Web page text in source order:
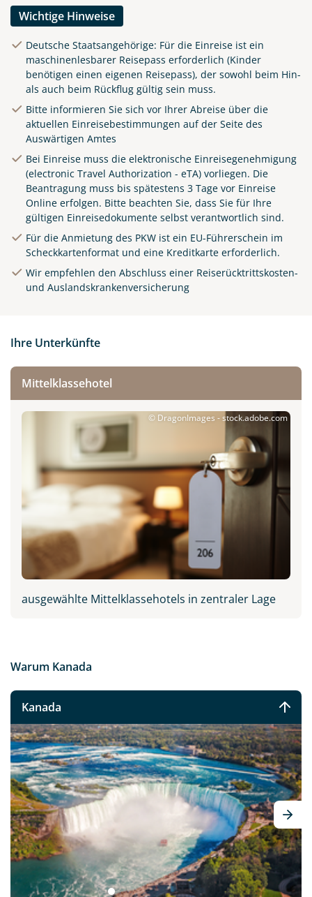
Wichtige Hinweise
Deutsche Staatsangehörige: Für die Einreise ist ein
maschinenlesbarer Reisepass erforderlich (Kinder
benötigen einen eigenen Reisepass), der sowohl beim Hin-
als auch beim Rückflug gültig sein muss.
Bitte informieren Sie sich vor Ihrer Abreise über die
aktuellen Einreisebestimmungen auf der Seite des
Auswärtigen Amtes
Bei Einreise muss die elektronische Einreisegenehmigung
(electronic Travel Authorization - eTA) vorliegen. Die
Beantragung muss bis spätestens 3 Tage vor Einreise
Online erfolgen. Bitte beachten Sie, dass Sie für Ihre
gültigen Einreisedokumente selbst verantwortlich sind.
Für die Anmietung des PKW ist ein EU-Führerschein im
Scheckkartenformat und eine Kreditkarte erforderlich.
Wir empfehlen den Abschluss einer Reiserücktrittskosten-
und Auslandskrankenversicherung
Ihre Unterkünfte
Mittelklassehotel
© DragonImages - stock.adobe.com
ausgewählte Mittelklassehotels in zentraler Lage
Warum Kanada
Kanada